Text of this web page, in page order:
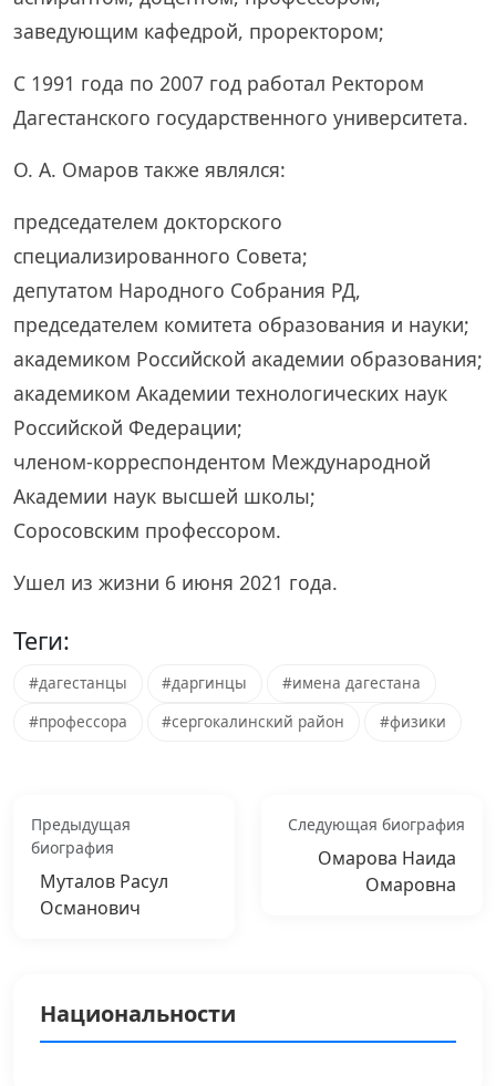
заведующим кафедрой, проректором;
С 1991 года по 2007 год работал Ректором
Дагестанского государственного университета.
О. А. Омаров также являлся:
председателем докторского
специализированного Совета;
депутатом Народного Собрания РД,
председателем комитета образования и науки;
академиком Российской академии образования;
академиком Академии технологических наук
Российской Федерации;
членом-корреспондентом Международной
Академии наук высшей школы;
Соросовским профессором.
Ушел из жизни 6 июня 2021 года.
Теги:
#дагестанцы #даргинцы
#имена дагестана
#профессора
#сергокалинский район #физики
Предыдущая
биография
Муталов Расул
Османович
Следующая биография
Омарова Наида
Омаровна
Национальности